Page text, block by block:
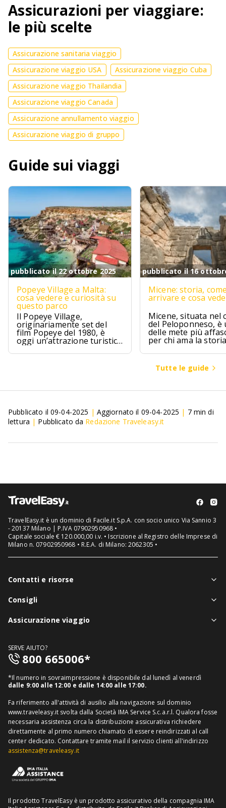
Assicurazioni per viaggiare:
le più scelte
Assicurazione sanitaria viaggio
Assicurazione viaggio USA
Assicurazione viaggio Cuba
Assicurazione viaggio Thailandia
Assicurazione viaggio Canada
Assicurazione annullamento viaggio
Assicurazione viaggio di gruppo
Guide sui viaggi
pubblicato il 22 ottobre 2025
Popeye Village a Malta:
cosa vedere e curiosità su
questo parco
Il Popeye Village,
originariamente set del
film Popeye del 1980, è
oggi un’attrazione turistica
ad Anchor Bay, Malta.
pubblicato il 16
Micene: storia,
arrivare e cosa
Micene, situata nel
del Peloponneso, è
delle mete più
per chi ama la
l’archeologia.
Tutte le guide
Pubblicato il 09-04-2025 | Aggiornato il 09-04-2025 | 7min di
lettura | Pubblicato da Redazione Traveleasy.it
TravelEasy.it è un dominio di Facile.it S.p.A. con socio unico Via Sannio 3
- 20137 Milano | P.IVA 07902950968 •
Capitale sociale € 120.000,00 i.v. • Iscrizione al Registro delle Imprese di
Milano n. 07902950968 • R.E.A. di Milano: 2062305 •
Contatti e risorse
Chi siamo
FAQ
Mappa del sito
Informativa distributore
Consigli
Notizie viaggi
Assicurazione viaggio
Assicurazione viaggio annuale
Assicurazione medico sanitaria
Assicurazione viaggio USA
Assicurazione viaggio Thailandia
Assicurazione viaggio Cuba
SERVE AIUTO?
800 665006*
*Il numero in sovraimpressione è disponibile dal lunedì al venerdì
dalle 9:00 alle 12:00 e dalle 14:00 alle 17:00.
Fa riferimento all'attività di ausilio alla navigazione sul dominio
www.traveleasy.it svolta dalla Società IMA Service S.c.a.r.l. Qualora fosse
necessaria assistenza circa la distribuzione assicurativa richiedere
direttamente al primo numero chiamato di essere reindirizzati al call
center dedicato. Contattare tramite mail il servizio clienti all'indirizzo
assistenza@traveleasy.it
Il prodotto TravelEasy è un prodotto assicurativo della compagnia IMA